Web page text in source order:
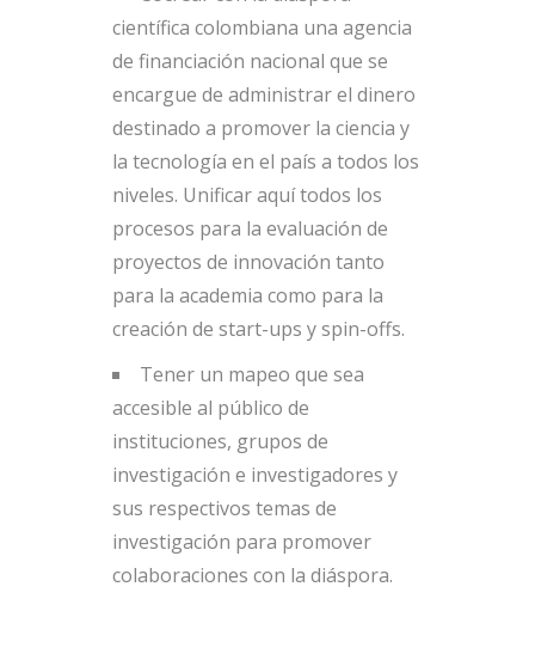
científica colombiana una agencia
de financiación nacional que se
encargue de administrar el dinero
destinado a promover la ciencia y
la tecnología en el país a todos los
niveles. Unificar aquí todos los
procesos para la evaluación de
proyectos de innovación tanto
para la academia como para la
creación de start-ups y spin-offs.
Tener un mapeo que sea
accesible al público de
instituciones, grupos de
investigación e investigadores y
sus respectivos temas de
investigación para promover
colaboraciones con la diáspora.